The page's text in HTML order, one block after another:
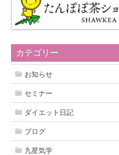
カテゴリー
お知らせ
セミナー
ダイエット日記
ブログ
九星気学